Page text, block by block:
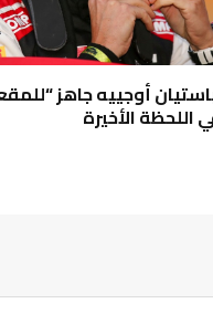
أوجييه جاهز